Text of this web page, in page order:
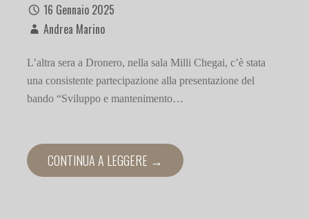
16 Gennaio 2025
Andrea Marino
L’altra sera a Dronero, nella sala Milli Chegai, c’è stata
una consistente partecipazione alla presentazione del
bando “Sviluppo e mantenimento…
CONTINUA A LEGGERE →